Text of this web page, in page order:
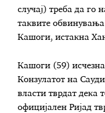
случај) треба да го
таквите
Кашоги, истакна
Кашоги (59)
Конзулатот на
власти тврдат дека
официјален Ријад